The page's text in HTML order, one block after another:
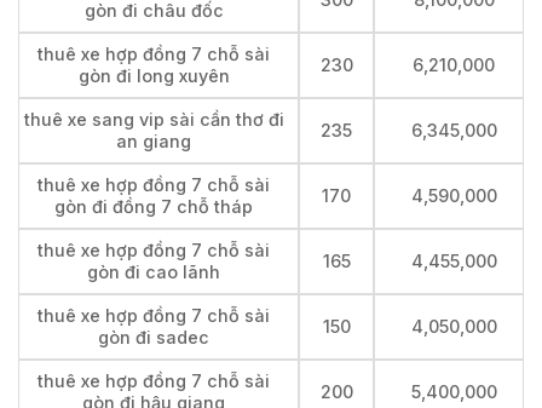
gòn đi châu đốc
thuê xe hợp đồng 7 chỗ sài
gòn đi long xuyên
230 6,210,000
thuê xe sang vip sài cần thơ đi
an giang
235 6,345,000
thuê xe hợp đồng 7 chỗ sài
gòn đi đồng 7 chỗ tháp
170 4,590,000
thuê xe hợp đồng 7 chỗ sài
gòn đi cao lãnh
165 4,455,000
thuê xe hợp đồng 7 chỗ sài
gòn đi sadec
150 4,050,000
thuê xe hợp đồng 7 chỗ sài
gòn đi hậu giang
200 5,400,000